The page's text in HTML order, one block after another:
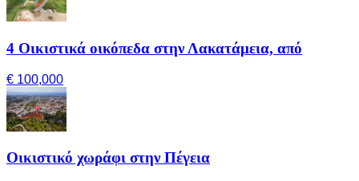
4 Οικιστικά οικόπεδα στην Λακατάμεια, από
€ 100,000
Οικιστικό χωράφι στην Πέγεια